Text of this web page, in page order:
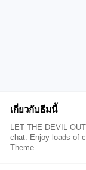
เกี่ยวกับธีมนี้
LET THE DEVIL
chat. Enjoy loads of
Theme